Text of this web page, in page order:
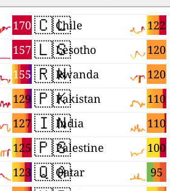
170
157
155
129
127
125
123
🇨🇱 122
Chile
🇱🇸 120
Lesotho
🇷🇼 120
Rwanda
🇵🇰 110
Pakistan
🇮🇳 110
India
🇵🇸 100
Palestine
🇶🇦 95
Qatar